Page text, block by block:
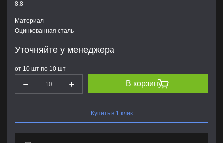
8.8
Материал
Оцинкованная сталь
Уточняйте у менеджера
от 10 шт по 10 шт
В корзину
Купить в 1 клик